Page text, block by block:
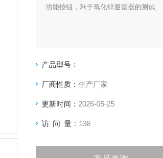
功能按钮，利于氧化锌避雷器的测试
产品型号：
厂商性质： 生产厂家
更新时间： 2026-05-25
访 问 量： 138